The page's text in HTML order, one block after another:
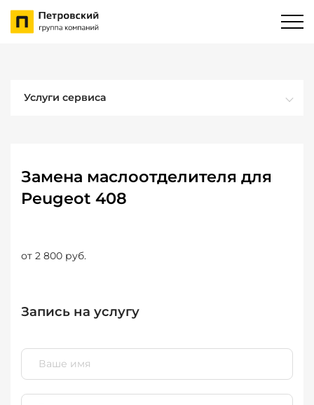
Услуги сервиса
Замена маслоотделителя для
Peugeot 408
от 2 800 руб.
Запись на услугу